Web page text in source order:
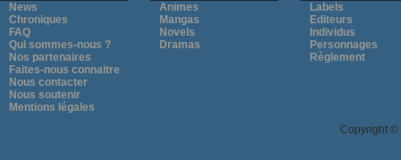
News
Chroniques
FAQ
Qui sommes-nous ?
Nos partenaires
Faites-nous connaitre
Nous contacter
Nous soutenir
Mentions légales
Animes
Mangas
Novels
Dramas
Labels
Editeurs
Individus
Personnages
Règlement
Copyright ©